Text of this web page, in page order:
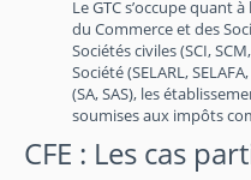
Le GTC s’occupe quant
du Commerce et des
Sociétés civiles (SCI,
Société (SELARL,
(SA, SAS), les
soumises aux impôts
CFE : Les cas